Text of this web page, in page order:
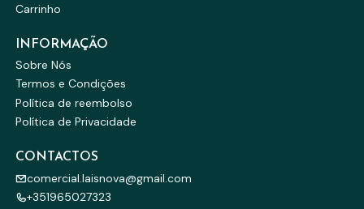
Carrinho
INFORMAÇÃO
Sobre Nós
Termos e Condições
Política de reembolso
Política de Privacidade
CONTACTOS
comercial.laisnova@gmail.com
+351965027323